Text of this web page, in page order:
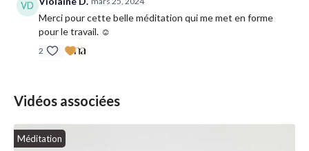
Merci pour cette belle méditation qui me met en forme
pour le travail. ☺️
2
Vidéos associées
Méditation